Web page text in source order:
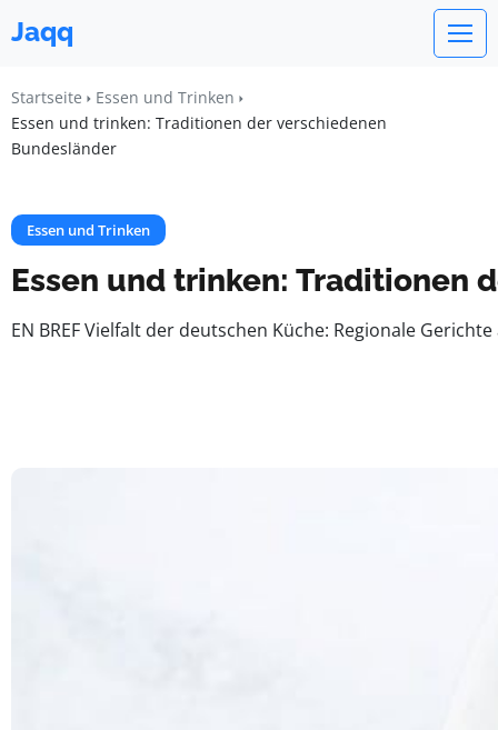
Jaqq
Startseite
Essen und Trinken
Essen und trinken: Traditionen der verschiedenen
Bundesländer
Essen und Trinken
Essen und trinken: Traditionen
EN BREF Vielfalt der deutschen Küche: Regionale